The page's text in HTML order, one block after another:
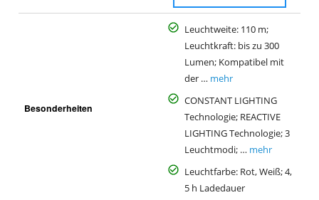
Besonderheiten
Leuchtweite: 110 m;
Leuchtkraft: bis zu 300
Lumen; Kompatibel mit
der … mehr
CONSTANT LIGHTING
Technologie; REACTIVE
LIGHTING Technologie; 3
Leuchtmodi; … mehr
Leuchtfarbe: Rot, Weiß; 4,
5 h Ladedauer